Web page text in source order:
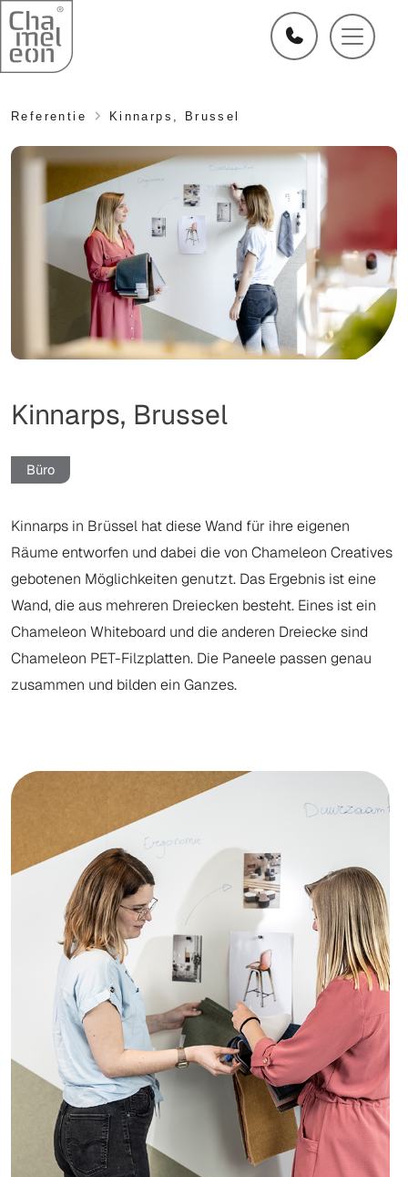
Referentie Kinnarps, Brussel
Kinnarps, Brussel
Büro
Kinnarps in Brüssel hat diese Wand für ihre eigenen
Räume entworfen und dabei die von Chameleon Creatives
gebotenen Möglichkeiten genutzt. Das Ergebnis ist eine
Wand, die aus mehreren Dreiecken besteht. Eines ist ein
Chameleon Whiteboard und die anderen Dreiecke sind
Chameleon PET-Filzplatten. Die Paneele passen genau
zusammen und bilden ein Ganzes.